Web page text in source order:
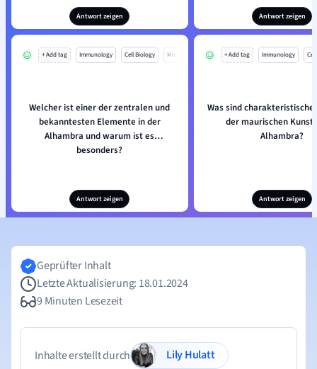
Antwort zeigen Antwort zeigen
+ Add tag Immunology Cell Biology Mo
Welcher ist einer der zentralen und
bekanntesten Elemente in der
Alhambra und warum ist es
besonders?
Antwort zeigen
+ Add tag Immunology
Was sind
der maurischen Kunst
Alhambra?
Antwort zeigen
Geprüfter Inhalt
Letzte Aktualisierung: 18.01.2024
9 Minuten Lesezeit
Inhalte erstellt durch
Lily Hulatt